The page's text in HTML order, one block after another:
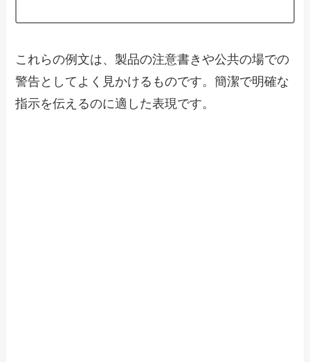
これらの例文は、製品の注意書きや公共の場での
警告としてよく見かけるものです。簡潔で明確な
指示を伝えるのに適した表現です。